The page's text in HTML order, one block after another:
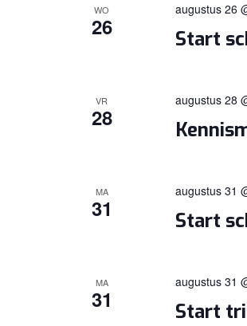
WO
26 Start
augustus 26
VR
28
augustus 28
MA
31 Start
augustus 31
MA
31 Start
augustus 31